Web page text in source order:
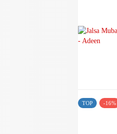
TOP -16%